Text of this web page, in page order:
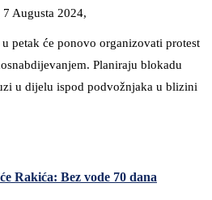
7 Augusta 2024,
petak će ponovo organizovati protest
Planiraju blokadu
u dijelu ispod podvožnjaka u blizini
Rakića: Bez vode 70 dana